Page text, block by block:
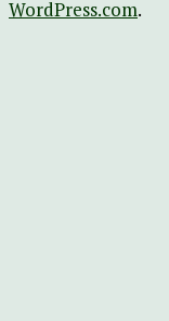
WordPress.com.